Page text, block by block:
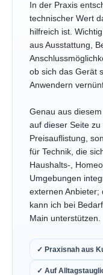
In der Praxis
technischer Wert
hilfreich ist.
aus Ausstattung,
ob sich das Gerät
Anwendern
Genau aus
auf dieser Seite
Preisauflistung,
für Technik, die
Haushalts-,
Umgebungen
externen Anbieter;
kann ich bei
Main unterstützen.
✓ Praxisnah aus
✓ Auf